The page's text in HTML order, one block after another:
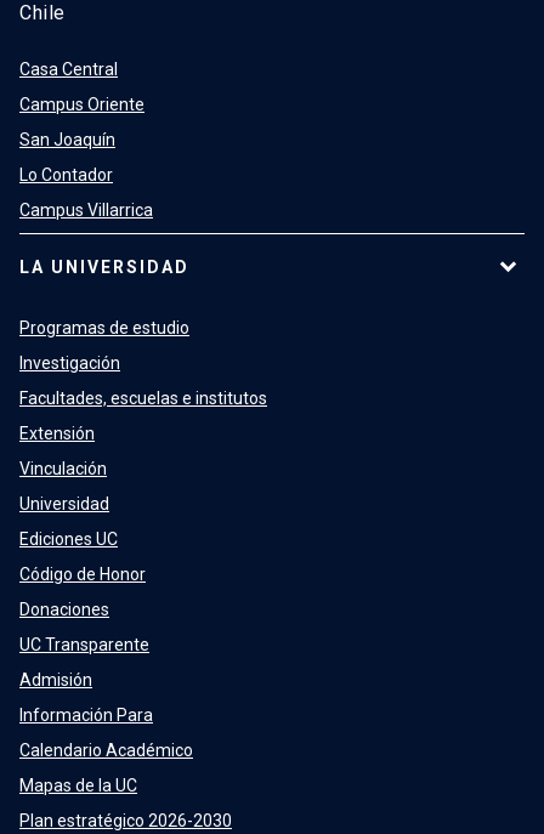
Chile
Casa Central
Campus Oriente
San Joaquín
Lo Contador
Campus Villarrica
LA UNIVERSIDAD
Programas de estudio
Investigación
Facultades, escuelas e institutos
Extensión
Vinculación
Universidad
Ediciones UC
Código de Honor
Donaciones
UC Transparente
Admisión
Información Para
Calendario Académico
Mapas de la UC
Plan estratégico 2026-2030